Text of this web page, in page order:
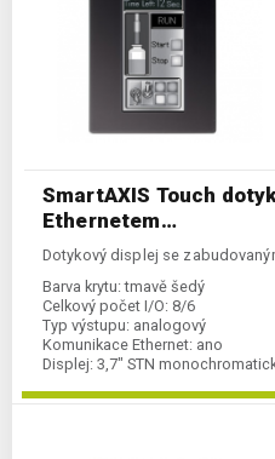
SmartAXIS Touch
Ethernetem…
Dotykový displej se
Barva krytu: tmavě šedý
Celkový počet I/O: 8/6
Typ výstupu: analogový
Komunikace Ethernet: ano
Displej: 3,7" STN
Kategorie: displej s PLC